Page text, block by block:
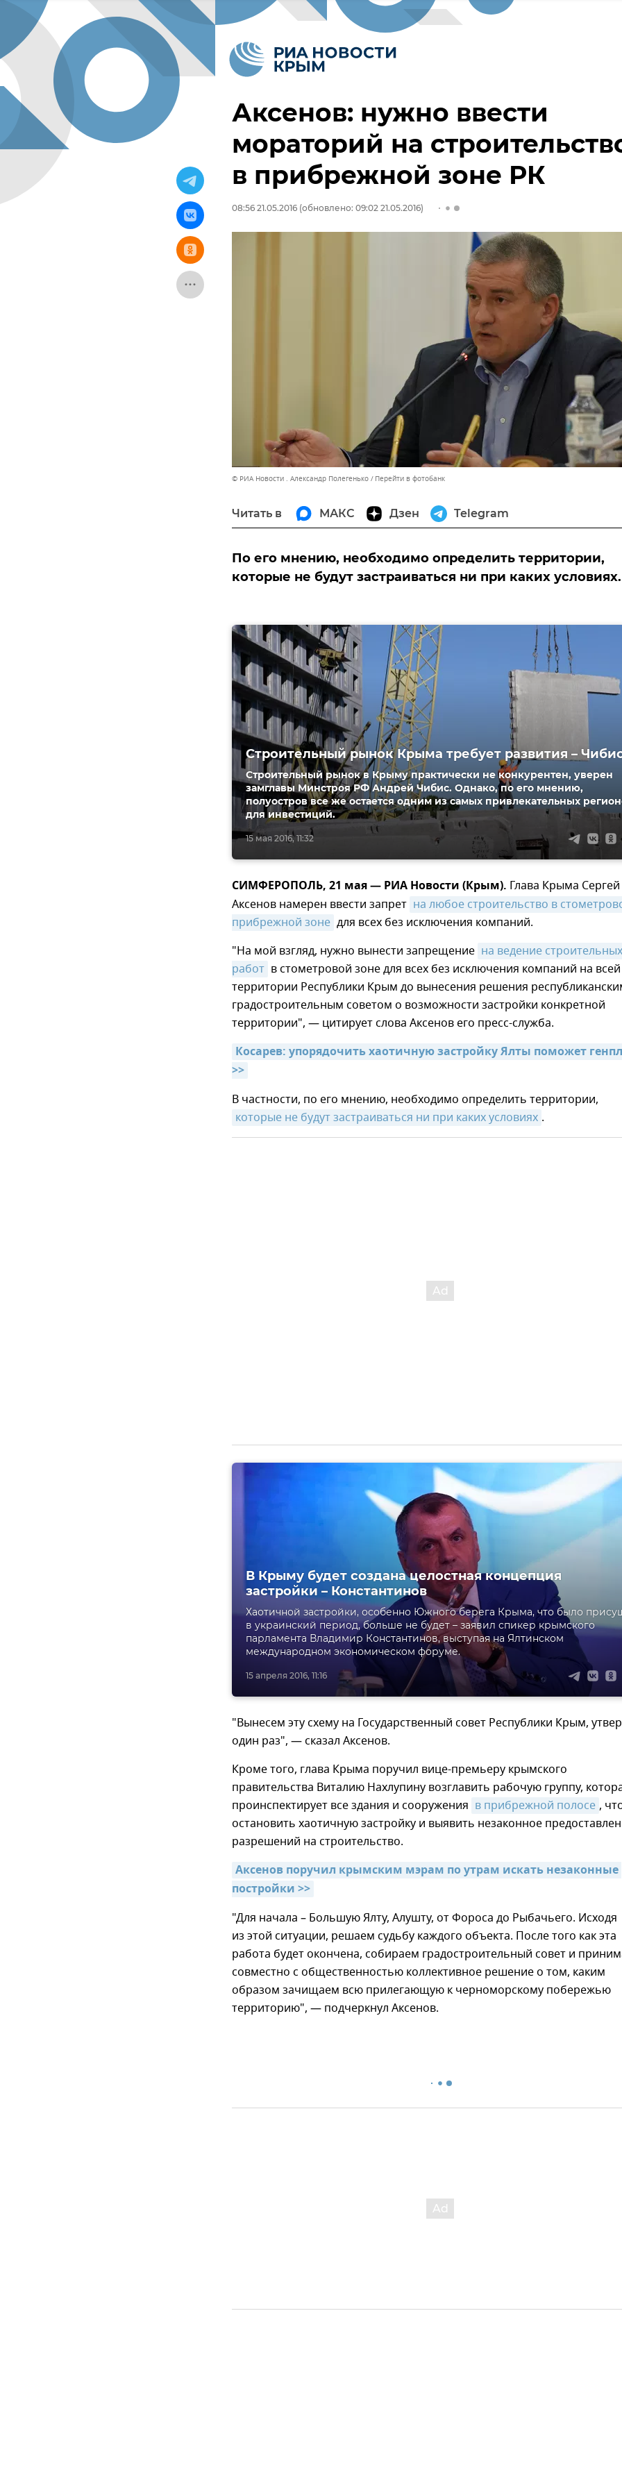
Аксенов: нужно ввести
мораторий на
в прибрежной зоне РК
08:56 21.05.2016 (обновлено: 09:02 21.05.2016)
© РИА Новости . Александр Полегенько Перейти в фотобанк
Читать в МАКС Дзен Telegram
По его мнению, необходимо определить территории,
которые не будут застраиваться ни при каких условиях.
15 мая 2016, 11:32
Строительный рынок Крыма требует развития –
Строительный рынок в Крыму практически не конкурентен, уверен
замглавы Минстроя РФ Андрей Чибис. Однако, по его мнению,
полуостров все же остается одним из самых привлекательных
для инвестиций.
СИМФЕРОПОЛЬ, 21 мая — РИА Новости (Крым). Глава Крыма Сергей
Аксенов намерен ввести запрет на любое строительство в
прибрежной зоне для всех без исключения компаний.
"На мой взгляд, нужно вынести запрещение на ведение строительных
работ в стометровой зоне для всех без исключения компаний на всей
территории Республики Крым до вынесения решения
градостроительным советом о возможности застройки конкретной
территории", — цитирует слова Аксенов его пресс-служба.
Косарев: упорядочить хаотичную застройку Ялты поможет
>>
В частности, по его мнению, необходимо определить территории,
которые не будут застраиваться ни при каких условиях .
15 апреля 2016, 11:16
В Крыму будет создана целостная концепция
застройки – Константинов
Хаотичной застройки, особенно Южного берега Крыма, что было
в украинский период, больше не будет – заявил спикер крымского
парламента Владимир Константинов, выступая на Ялтинском
международном экономическом форуме.
"Вынесем эту схему на Государственный совет Республики Крым,
один раз", — сказал Аксенов.
Кроме того, глава Крыма поручил вице-премьеру крымского
правительства Виталию Нахлупину возглавить рабочую группу,
проинспектирует все здания и сооружения в прибрежной полосе ,
остановить хаотичную застройку и выявить незаконное
разрешений на строительство.
Аксенов поручил крымским мэрам по утрам искать незаконные
постройки >>
"Для начала – Большую Ялту, Алушту, от Фороса до Рыбачьего. Исходя
из этой ситуации, решаем судьбу каждого объекта. После того как эта
работа будет окончена, собираем градостроительный совет и
совместно с общественностью коллективное решение о том, каким
образом зачищаем всю прилегающую к черноморскому побережью
территорию", — подчеркнул Аксенов.